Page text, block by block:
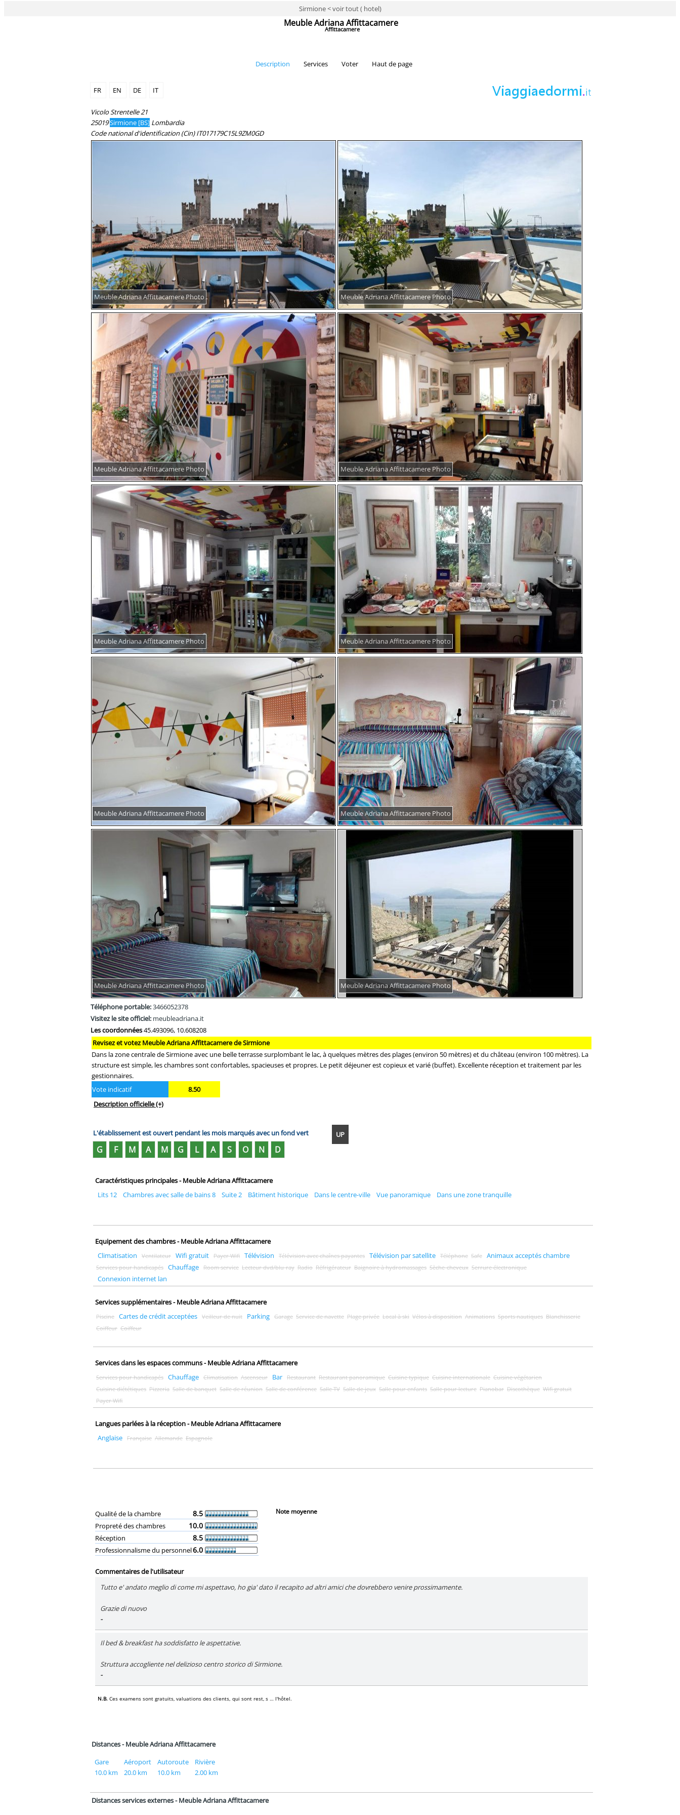
UP
Sirmione < voir tout ( hotel)
Meuble Adriana Affittacamere
Affittacamere
Description Services Voter Haut de page
FR EN DE IT
Vicolo Strentelle 21
25019Sirmione [BS] Lombardia
Code national d'identification (Cin) IT017179C15L9ZM0GD
Meuble Adriana Affittacamere Photo Meuble Adriana Affittacamere Photo
Meuble Adriana Affittacamere Photo Meuble Adriana Affittacamere Photo
Meuble Adriana Affittacamere Photo Meuble Adriana Affittacamere Photo
Meuble Adriana Affittacamere Photo Meuble Adriana Affittacamere Photo
Meuble Adriana Affittacamere Photo Meuble Adriana Affittacamere Photo
Téléphone portable:3466052378
Visitez le site officiel: meubleadriana.it
Les coordonnées45.493096, 10.608208
Revisez et votez Meuble Adriana Affittacamere de Sirmione
Dans la zone centrale de Sirmione avec une belle terrasse surplombant le lac, à quelques mètres des plages (environ 50 mètres) et du château (environ 100 mètres). La
structure est simple, les chambres sont confortables, spacieuses et propres. Le petit déjeuner est copieux et varié (buffet). Excellente réception et traitement par les
gestionnaires.
Vote indicatif
8.50
Description officielle(+)
L'établissement est ouvert pendant les mois marqués avec un fond vert
G F M A M G L A S O N D
Caractéristiques principales - Meuble Adriana Affittacamere
Lits 12
Chambres avec salle de bains 8 Suite 2 Bâtiment historique Dans le centre-ville Vue panoramique Dans une zone tranquille
Equipement des chambres - Meuble Adriana Affittacamere
Climatisation
Ventilateur Wifi gratuit Payer Wifi Télévision Télévision avec chaînes payantes Télévision par satellite Téléphone Safe Animaux acceptés chambre
Services pour handicapés Chauffage Room service Lecteur dvd/blu-ray Radio Réfrigérateur Baignoire à hydromassages Sèche-cheveux Serrure électronique
Connexion internet lan
Services supplémentaires - Meuble Adriana Affittacamere
Piscine Cartes de crédit acceptées Veilleur de nuit Parking Garage Service de navette Plage privée Local à ski Vélos à disposition Animations Sports nautiques Blanchisserie
Coiffeur Coiffeur
Services dans les espaces communs - Meuble Adriana Affittacamere
Services pour handicapés Chauffage Climatisation Ascenseur Bar Restaurant Restaurant panoramique Cuisine typique Cuisine internationale Cuisine végétarien
Cuisine diététiques Pizzeria Salle de banquet Salle de réunion Salle de conférence Salle TV Salle de jeux Salle pour enfants Salle pour lecture Pianobar Discothèque Wifi gratuit
Payer Wifi
Langues parlées à la réception - Meuble Adriana Affittacamere
Anglaise Française Allemande Espagnole
Qualité de la chambre 8.5
Propreté des chambres 10.0
Réception 8.5
Professionnalisme du personnel6.0
Note moyenne
Commentaires de l'utilisateur
Tutto e' andato meglio di come mi aspettavo, ho gia' dato il recapito ad altri amici che dovrebbero venire prossimamente.
Grazie di nuovo
-
Il bed & breakfast ha soddisfatto le aspettative.
Struttura accogliente nel delizioso centro storico di Sirmione.
-
N.B. Ces examens sont gratuits‚ valuations des clients, qui sont rest‚ s … l'hôtel.
Distances - Meuble Adriana Affittacamere
Gare
10.0 km
Aéroport
20.0 km
Autoroute
10.0 km
Rivière
2.00 km
Distances services externes - Meuble Adriana Affittacamere